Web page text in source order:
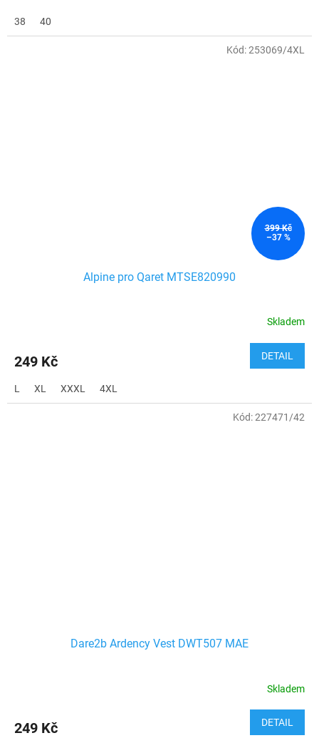
38 40
399 Kč
–37 %
Alpine pro Qaret MTSE820990
Skladem
249 Kč DETAIL
L XL XXXL 4XL
Kód:253069/4XL
Dare2b Ardency Vest DWT507 MAE
Skladem
249 Kč DETAIL
Kód:227471/42